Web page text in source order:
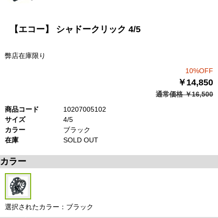
【エコー】 シャドークリック 4/5
弊店在庫限り
10%OFF
￥14,850
通常価格 ￥16,500
商品コード
10207005102
サイズ
4/5
カラー
ブラック
在庫
SOLD OUT
カラー
選択されたカラー：ブラック